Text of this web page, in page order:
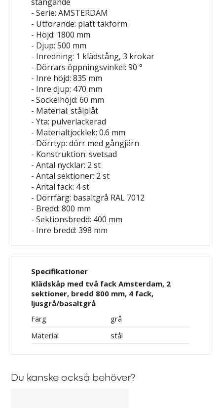
- Serie: AMSTERDAM
- Utförande: platt takform
- Höjd: 1800 mm
- Djup: 500 mm
- Inredning: 1 klädstång, 3 krokar
- Dörrars öppningsvinkel: 90 °
- Inre höjd: 835 mm
- Inre djup: 470 mm
- Sockelhöjd: 60 mm
- Material: stålplåt
- Yta: pulverlackerad
- Materialtjocklek: 0.6 mm
- Dörrtyp: dörr med gångjärn
- Konstruktion: svetsad
- Antal nycklar: 2 st
- Antal sektioner: 2 st
- Antal fack: 4 st
- Dörrfärg: basaltgrå RAL 7012
- Bredd: 800 mm
- Sektionsbredd: 400 mm
- Inre bredd: 398 mm
Specifikationer
Klädskåp med två fack Amsterdam, 2
sektioner, bredd 800 mm, 4 fack,
ljusgrå/basaltgrå
Färg
grå
Material
stål
Du kanske också behöver?